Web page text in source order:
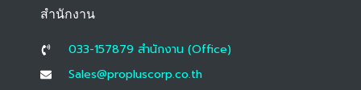
สำนักงาน
033-157879 สํานักงาน (Office)
Sales@propluscorp.co.th